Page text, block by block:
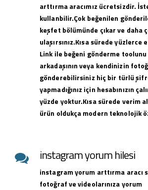
arttırma aracımız ücretsizdir.
kullanbilir.Çok beğenilen
keşfet bölümünde çıkar ve daha
ulaşırsınız.Kısa sürede yüzlerce
Link ile beğeni gönderme
arkadaşının veya kendinizin
gönderebilirsiniz hiç bir türlü
yapmadığınız için hesabınızın
yüzde yoktur.Kısa sürede verim
ürün oldukça modern teknolojik
instagram yorum hilesi
instagram yorum arttırma aracı
fotoğraf ve videolarınıza yorum